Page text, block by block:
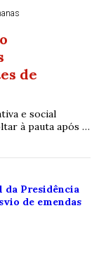
de
e social
à pauta após o